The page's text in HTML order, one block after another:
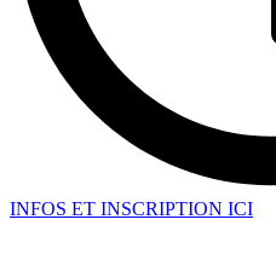
INFOS ET INSCRIPTION ICI